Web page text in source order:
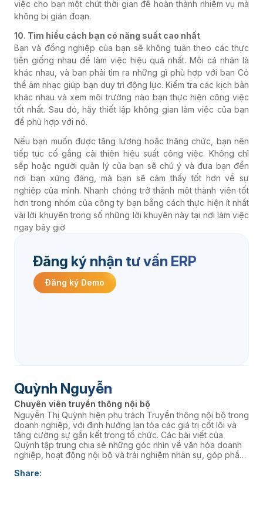
việc cho bạn một chút thời gian để hoàn thành nhiệm vụ mà
không bị gián đoạn.
10. Tìm hiểu cách bạn có năng suất cao nhất
Bạn và đồng nghiệp của bạn sẽ không tuân theo các thực
tiễn giống nhau để làm việc hiệu quả nhất. Mỗi cá nhân là
khác nhau, và bạn phải tìm ra những gì phù hợp với bạn Có
thể âm nhạc giúp bạn duy trì động lực. Kiểm tra các kịch bản
khác nhau và xem môi trường nào bạn thực hiện công việc
tốt nhất. Sau đó, hãy thiết lập không gian làm việc của bạn
để phù hợp với nó.
Nếu bạn muốn được tăng lương hoặc thăng chức, bạn nên
tiếp tục cố gắng cải thiện hiệu suất công việc. Không chỉ
sếp hoặc người quản lý của bạn sẽ chú ý và đưa bạn đến
nơi bạn xứng đáng, mà bạn sẽ cảm thấy tốt hơn về sự
nghiệp của mình. Nhanh chóng trở thành một thành viên tốt
hơn trong nhóm của công ty bạn bằng cách thực hiện ít nhất
vài lời khuyên trong số những lời khuyên này tại nơi làm việc
ngay bây giờ
Đăng ký nhận tư vấn ERP
Đăng ký Demo
Quỳnh Nguyễn
Chuyên viên truyền thông nội bộ
Nguyễn Thị Quỳnh hiện phụ trách Truyền thông nội bộ trong
doanh nghiệp, với định hướng lan tỏa các giá trị cốt lõi và
tăng cường sự gắn kết trong tổ chức. Các bài viết của
Quỳnh tập trung chia sẻ những góc nhìn về văn hóa doanh
nghiệp, hoạt động nội bộ và trải nghiệm nhân sự, góp phần
kết nối đội ngũ với định hướng chiến lược của Ban lãnh đạo.
Share: